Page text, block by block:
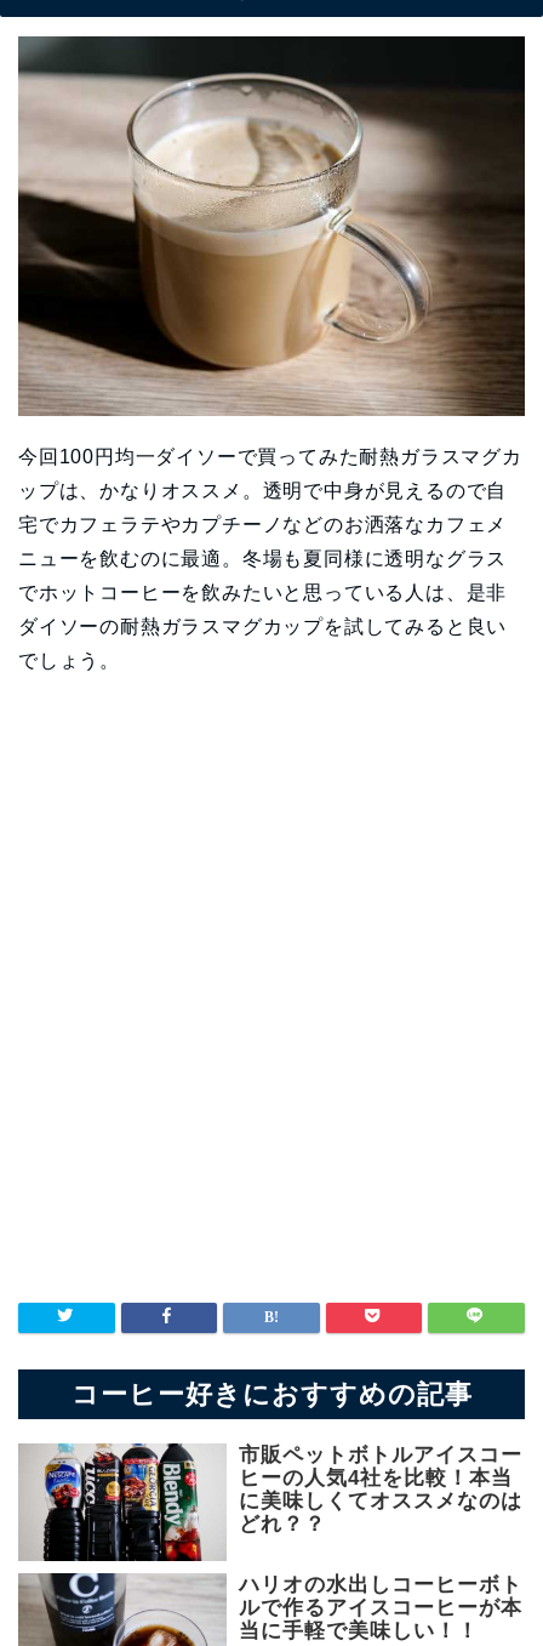
今回100円均一ダイソーで買ってみた耐熱ガラスマグカ
ップは、かなりオススメ。透明で中身が見えるので自
宅でカフェラテやカプチーノなどのお洒落なカフェメ
ニューを飲むのに最適。冬場も夏同様に透明なグラス
でホットコーヒーを飲みたいと思っている人は、是非
ダイソーの耐熱ガラスマグカップを試してみると良い
でしょう。
コーヒー好きにおすすめの記事
市販ペットボトルアイスコー
ヒーの人気4社を比較！本当
に美味しくてオススメなのは
どれ？？
ハリオの水出しコーヒーボト
ルで作るアイスコーヒーが本
当に手軽で美味しい！！